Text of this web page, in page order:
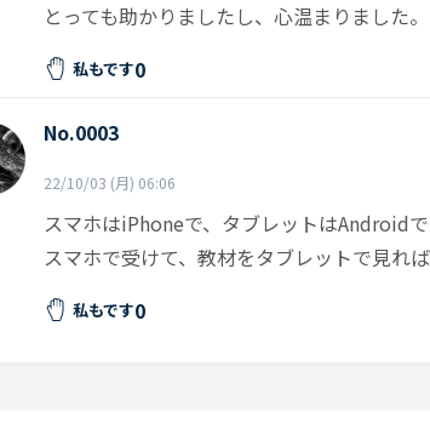
とっても助かりましたし、心温まりました。
私もです0
No.0003
22/10/03 (月) 06:06
スマホはiPhoneで、タブレットはAndroidで
スマホで受けて、教材をタブレットで見れ
私もです0